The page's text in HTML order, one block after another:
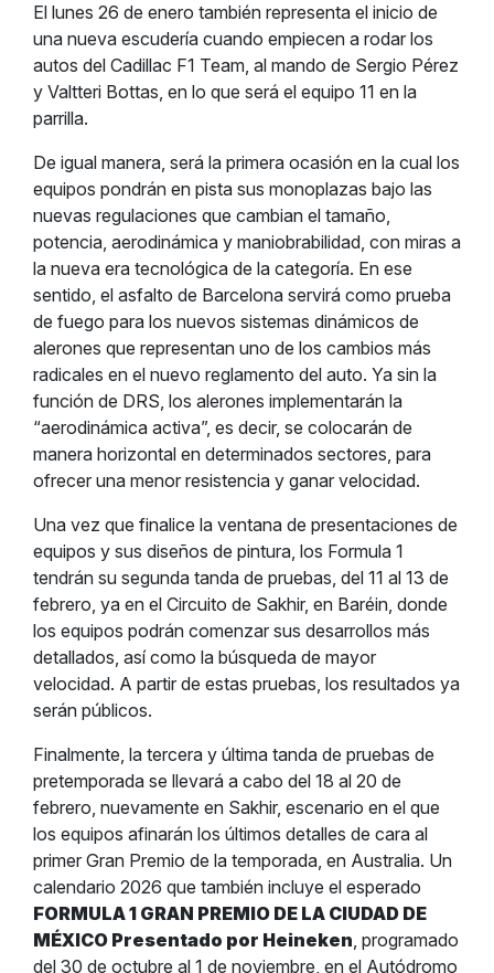
El lunes 26 de enero también representa el inicio de
una nueva escudería cuando empiecen a rodar los
autos del Cadillac F1 Team, al mando de Sergio Pérez
y Valtteri Bottas, en lo que será el equipo 11 en la
parrilla.
De igual manera, será la primera ocasión en la cual los
equipos pondrán en pista sus monoplazas bajo las
nuevas regulaciones que cambian el tamaño,
potencia, aerodinámica y maniobrabilidad, con miras a
la nueva era tecnológica de la categoría. En ese
sentido, el asfalto de Barcelona servirá como prueba
de fuego para los nuevos sistemas dinámicos de
alerones que representan uno de los cambios más
radicales en el nuevo reglamento del auto. Ya sin la
función de DRS, los alerones implementarán la
“aerodinámica activa”, es decir, se colocarán de
manera horizontal en determinados sectores, para
ofrecer una menor resistencia y ganar velocidad.
Una vez que finalice la ventana de presentaciones de
equipos y sus diseños de pintura, los Formula 1
tendrán su segunda tanda de pruebas, del 11 al 13 de
febrero, ya en el Circuito de Sakhir, en Baréin, donde
los equipos podrán comenzar sus desarrollos más
detallados, así como la búsqueda de mayor
velocidad. A partir de estas pruebas, los resultados ya
serán públicos.
Finalmente, la tercera y última tanda de pruebas de
pretemporada se llevará a cabo del 18 al 20 de
febrero, nuevamente en Sakhir, escenario en el que
los equipos afinarán los últimos detalles de cara al
primer Gran Premio de la temporada, en Australia. Un
calendario 2026 que también incluye el esperado
FORMULA 1 GRAN PREMIO DE LA CIUDAD DE
MÉXICO Presentado por Heineken, programado
del 30 de octubre al 1 de noviembre, en el Autódromo